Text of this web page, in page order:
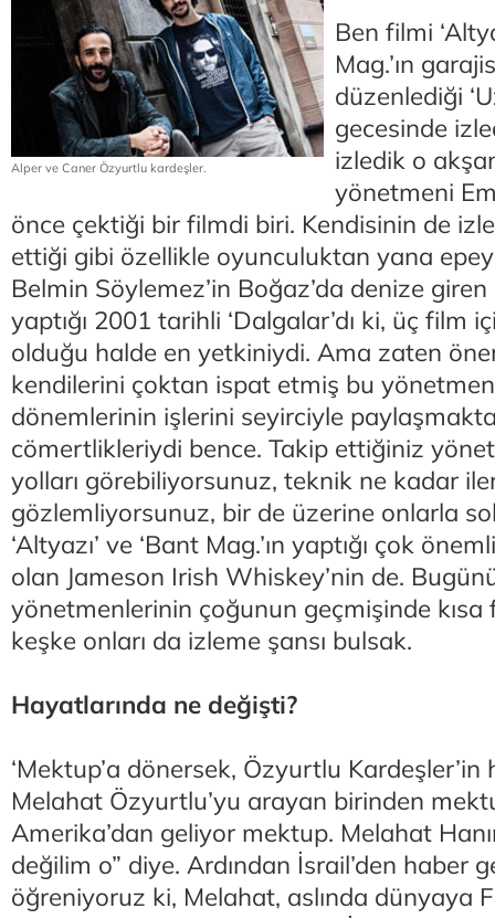
Alper ve Caner Özyurtlu kardeşler.
Ben filmi
Mag.’ın
düzenlediği
gecesinde
izledik o
yönetmeni
önce çektiği bir filmdi biri. Kendisinin de
ettiği gibi özellikle oyunculuktan yana
Belmin Söylemez’in Boğaz’da denize
yaptığı 2001 tarihli ‘Dalgalar’dı ki, üç film
olduğu halde en yetkiniydi. Ama zaten
kendilerini çoktan ispat etmiş bu
dönemlerinin işlerini seyirciyle
cömertlikleriydi bence. Takip ettiğiniz
yolları görebiliyorsunuz, teknik ne kadar
gözlemliyorsunuz, bir de üzerine onlarla
‘Altyazı’ ve ‘Bant Mag.’ın yaptığı çok
olan Jameson Irish Whiskey’nin de.
yönetmenlerinin çoğunun geçmişinde
keşke onları da izleme şansı bulsak.
Hayatlarında ne değişti?
‘Mektup’a dönersek, Özyurtlu Kardeşler’in
Melahat Özyurtlu’yu arayan birinden
Amerika’dan geliyor mektup. Melahat
değilim o” diye. Ardından İsrail’den haber
öğreniyoruz ki, Melahat, aslında dünyaya